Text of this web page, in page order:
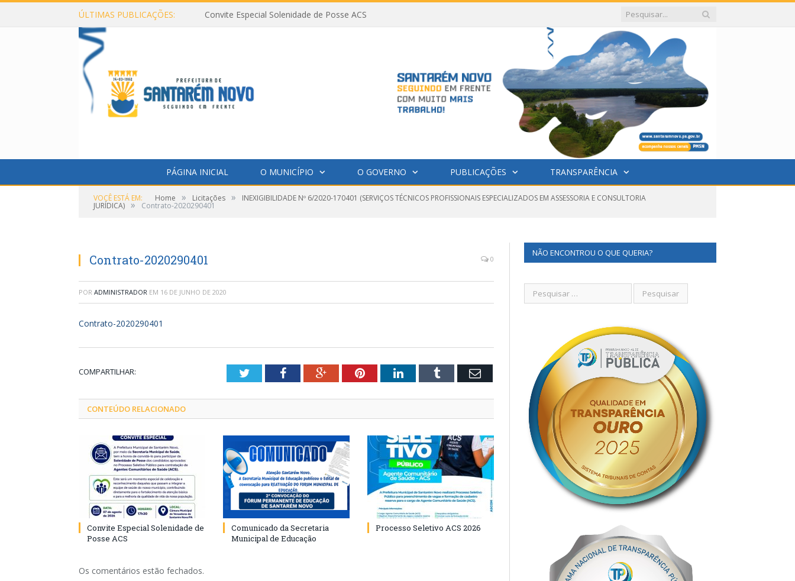
ÚLTIMAS PUBLICAÇÕES: Convite Especial Solenidade de Posse ACS
PÁGINA INICIAL O MUNICÍPIO O GOVERNO PUBLICAÇÕES TRANSPARÊNCIA
VOCÊ ESTÁ EM: Home » Licitações » INEXIGIBILIDADE Nº 6/2020-170401 (SERVIÇOS TÉCNICOS PROFISSIONAIS ESPECIALIZADOS EM ASSESSORIA E CONSULTORIA
JURÍDICA) » Contrato-2020290401
Contrato-2020290401 0
POR ADMINISTRADOR EM 16 DE JUNHO DE 2020
Contrato-2020290401
COMPARTILHAR: TwitterFacebookGoogle+PinterestLinkedInTumblr Email
CONTEÚDO RELACIONADO
Convite Especial Solenidade de
Posse ACS
Comunicado da Secretaria
Municipal de Educação
Processo Seletivo ACS 2026
Os comentários estão fechados.
NÃO ENCONTROU O QUE QUERIA?